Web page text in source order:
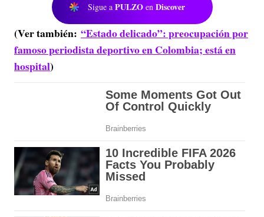
Sigue a PULZO en Discover
(Ver también: “Estado delicado”: preocupación por
famoso periodista deportivo en Colombia; está en
hospital)